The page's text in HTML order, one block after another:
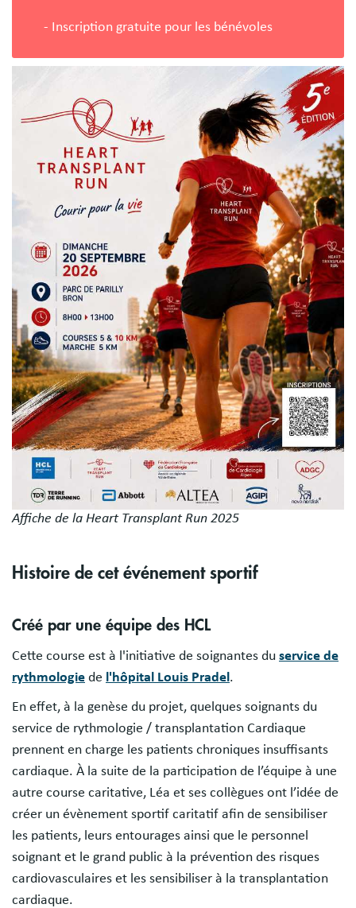
- Inscription gratuite pour les bénévoles
Affiche de la Heart Transplant Run 2025
Histoire de cet événement sportif
Créé par une équipe des HCL
Cette course est à l'initiative de soignantes du service de
rythmologie de l'hôpital Louis Pradel .
En effet, à la genèse du projet, quelques soignants du
service de rythmologie / transplantation Cardiaque
prennent en charge les patients chroniques insuffisants
cardiaque. À la suite de la participation de l’équipe à une
autre course caritative, Léa et ses collègues ont l’idée de
créer un évènement sportif caritatif afin de sensibiliser
les patients, leurs entourages ainsi que le personnel
soignant et le grand public à la prévention des risques
cardiovasculaires et les sensibiliser à la transplantation
cardiaque.